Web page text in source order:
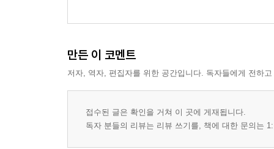
만든 이 코멘트
저자, 역자, 편집자를 위한 공간입니다. 독자들에게 전하
접수된 글은 확인을 거쳐 이 곳에 게재됩니다.
독자 분들의 리뷰는 리뷰 쓰기를, 책에 대한 문의는